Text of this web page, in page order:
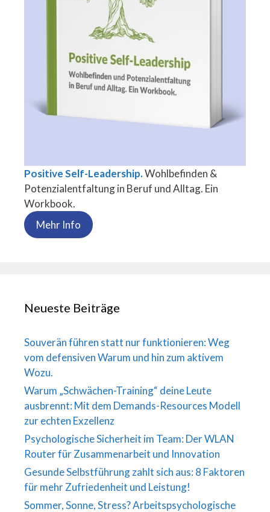
Positive Self-Leadership.Wohlbefinden &
Potenzialentfaltung in Beruf und Alltag. Ein
Workbook.
Mehr Info
Neueste Beiträge
Souverän führen statt nur funktionieren: Weg
vom defensiven Warum und hin zum aktivem
Wozu.
Warum „Schwächen-Training“ deine Leute
ausbrennt: Mit dem Demands-Resources Modell
zur echten Exzellenz
Psychologische Sicherheit im Team: Der WLAN
Router für Zusammenarbeit und Innovation
Gesunde Selbstführung zahlt sich aus: 8 Faktoren
für mehr Zufriedenheit und Leistung!
Sommer, Sonne, Stress? Arbeitspsychologische